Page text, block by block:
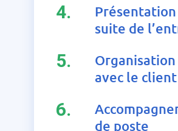
4.
suite de
5.
avec le
6.
de poste